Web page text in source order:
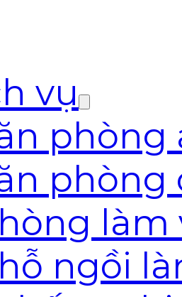
vụ
phòng
phòng
làm
ngồi